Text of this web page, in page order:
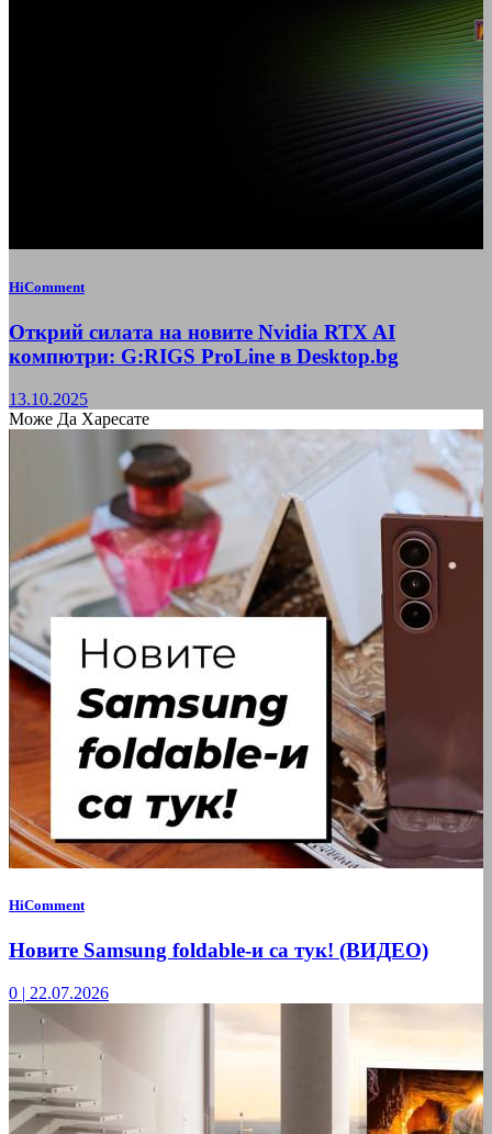
HiComment
Открий силата на новите Nvidia RTX AI
компютри: G:RIGS ProLine в Desktop.bg
13.10.2025
Може Да Харесате
HiComment
Новите Samsung foldable-и са тук! (ВИДЕО)
0 | 22.07.2026